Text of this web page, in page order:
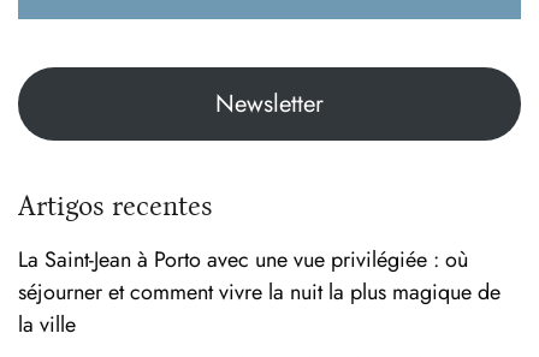
Newsletter
Artigos recentes
La Saint-Jean à Porto avec une vue privilégiée : où
séjourner et comment vivre la nuit la plus magique de
la ville